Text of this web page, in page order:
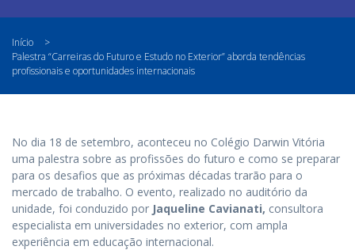
Início
>
Palestra “Carreiras do Futuro e Estudo no Exterior” aborda tendências
profissionais e oportunidades internacionais
No dia 18 de setembro, aconteceu no Colégio Darwin Vitória
uma palestra sobre as profissões do futuro e como se preparar
para os desafios que as próximas décadas trarão para o
mercado de trabalho. O evento, realizado no auditório da
unidade, foi conduzido por Jaqueline Cavianati, consultora
especialista em universidades no exterior, com ampla
experiência em educação internacional.